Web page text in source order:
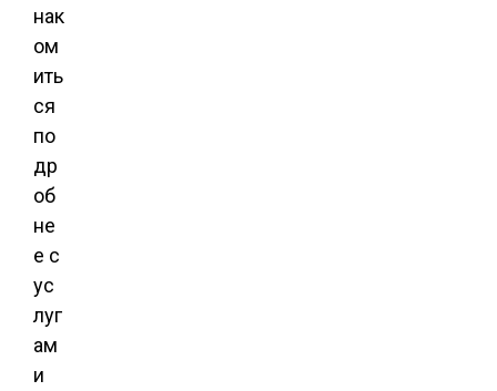
нак
ом
ить
ся
по
др
об
не
е с
ус
луг
ам
и